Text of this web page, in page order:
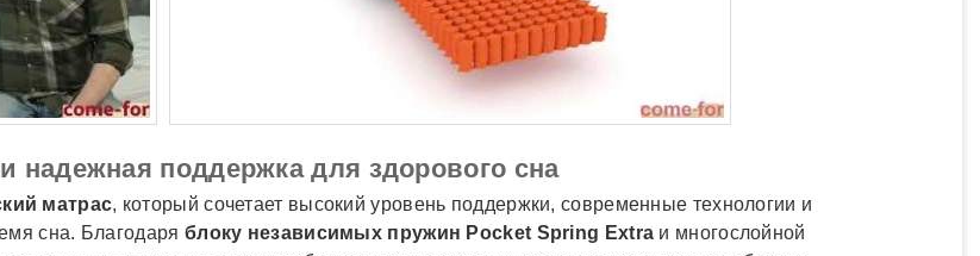
поддержка для здорового сна
матрас, который сочетает высокий уровень поддержки, современные технологии и
сна. Благодаря блоку независимых пружин Pocket Spring Extra и многослойной